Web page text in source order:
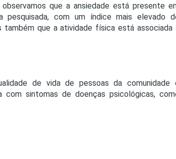
que a ansiedade está presente
pesquisada, com um índice mais elevado
também que a atividade física está associada
de vida de pessoas da comunidade
com sintomas de doenças psicológicas,